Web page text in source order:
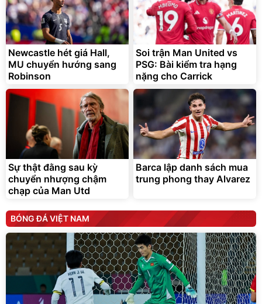
Newcastle hét giá Hall,
MU chuyển hướng sang
Robinson
Soi trận Man United vs
PSG: Bài kiểm tra hạng
nặng cho Carrick
Sự thật đằng sau kỳ
chuyển nhượng chậm
chạp của Man Utd
Barca lập danh sách mua
trung phong thay Alvarez
BÓNG ĐÁ VIỆT NAM